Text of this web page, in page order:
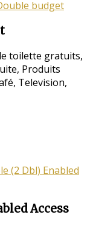
toilette gratuits,
, Produits
, Television,
Access